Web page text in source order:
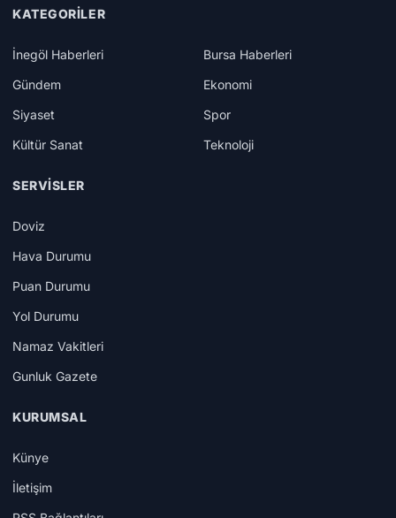
KATEGORILER
İnegöl Haberleri
Bursa Haberleri
Gündem
Ekonomi
Siyaset
Spor
Kültür Sanat
Teknoloji
SERVISLER
Doviz
Hava Durumu
Puan Durumu
Yol Durumu
Namaz Vakitleri
Gunluk Gazete
KURUMSAL
Künye
İletişim